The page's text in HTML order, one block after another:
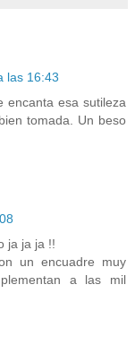
las 16:43
encanta esa sutileza
tomada. Un beso
ja ja ja !!
un encuadre muy
a las mil